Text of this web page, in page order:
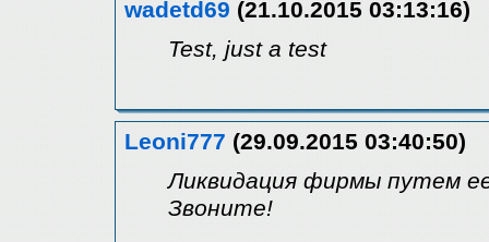
wadetd69 (21.10.2015 03:13:16)
Test, just a test
Leoni777 (29.09.2015 03:40:50)
Ликвидация фирмы путем
Звоните!